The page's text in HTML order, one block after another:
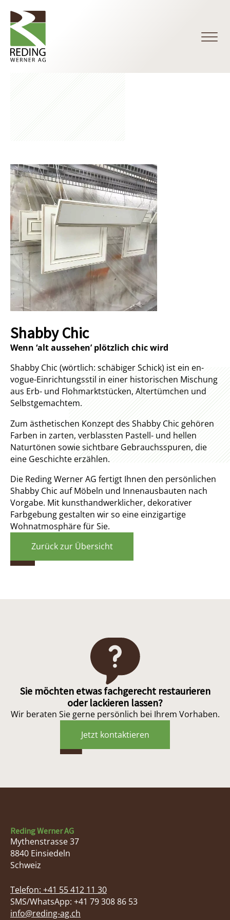
Shabby Chic
Wenn ‘alt aussehen’ plötzlich chic wird
Shabby Chic (wörtlich: schäbiger Schick) ist ein en-
vogue-Einrichtungsstil in einer historischen Mischung
aus Erb- und Flohmarktstücken, Altertümchen und
Selbstgemachtem.
Zum ästhetischen Konzept des Shabby Chic gehören
Farben in zarten, verblassten Pastell- und hellen
Naturtönen sowie sichtbare Gebrauchsspuren, die
eine Geschichte erzählen.
Die Reding Werner AG fertigt Ihnen den persönlichen
Shabby Chic auf Möbeln und Innenausbauten nach
Vorgabe. Mit kunsthandwerklicher, dekorativer
Farbgebung gestalten wir so eine einzigartige
Wohnatmosphäre für Sie. ​​​​​​​
Zurück zur Übersicht
Sie möchten etwas fachgerecht restaurieren
oder lackieren lassen?
Wir beraten Sie gerne persönlich bei Ihrem Vorhaben.
Jetzt kontaktieren
Reding Werner AG
Mythenstrasse 37
8840 Einsiedeln
Schweiz
Telefon: +41 55 412 11 30
SMS/WhatsApp: +41 79 308 86 53
info@reding-ag.ch